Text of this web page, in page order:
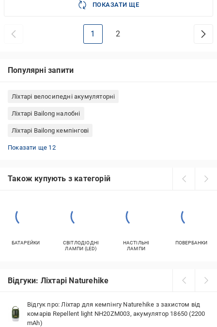
ПОКАЗАТИ ЩЕ
1 2
Популярні запити
Ліхтарі велосипедні акумуляторні
Ліхтарі Bailong налобні
Ліхтарі Bailong кемпінгові
Ліхтарі Expert велосипедні
Ліхтарі Quantum ручні
Ліхтарі YAJIA ручні
Ліхтарі Emos налобні
Ліхтарі Libox ручні
Ліхтарі Westinghouse велосипедні
Ліхтарі переносні акумуляторні
Ліхтарі Ledvance ручні
Ліхтарі Westinghouse ручні
Ліхтарі Arcas ручні
Ліхтарі кемпінгові акумуляторні
Ліхтарі Solar кемпінгові
Показати ще 12
Також купують з категорій
БАТАРЕЙКИ
СВІТЛОДІОДНІ
ЛАМПИ (LED)
НАСТІЛЬНІ
ЛАМПИ
ПОВЕРБАНКИ
Відгуки: Ліхтарі Naturehike
Відгук про: Ліхтар для кемпінгу Naturehike з захистом від
комарів Repellent light NH20ZM003, акумулятор 18650 (2200
mAh)